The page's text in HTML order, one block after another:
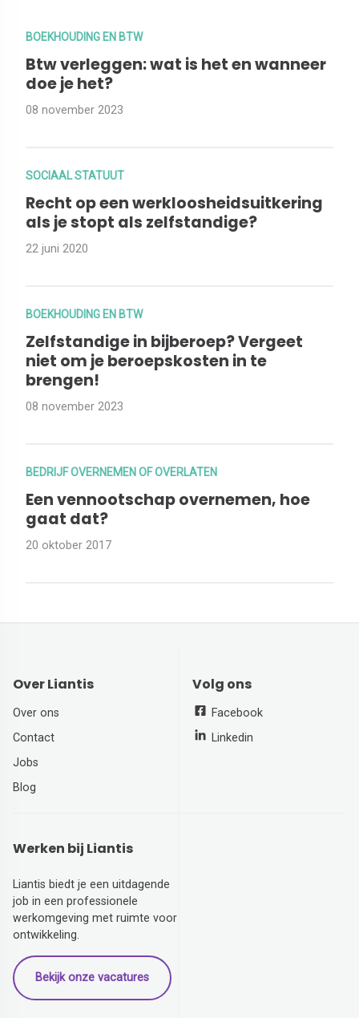
BOEKHOUDING EN BTW
Btw verleggen: wat is het en wanneer
doe je het?
08 november 2023
SOCIAAL STATUUT
Recht op een werkloosheidsuitkering
als je stopt als zelfstandige?
22 juni 2020
BOEKHOUDING EN BTW
Zelfstandige in bijberoep? Vergeet
niet om je beroepskosten in te
brengen!
08 november 2023
BEDRIJF OVERNEMEN OF OVERLATEN
Een vennootschap overnemen, hoe
gaat dat?
20 oktober 2017
Over Liantis
Over ons
Contact
Jobs
Blog
Volg ons
Facebook
Linkedin
Werken bij Liantis
Liantis biedt je een uitdagende
job in een professionele
werkomgeving met ruimte voor
ontwikkeling.
Bekijk onze vacatures